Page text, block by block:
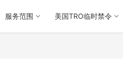
服务范围 美国TRO临时禁令